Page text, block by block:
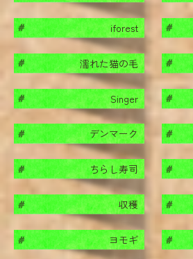
# iforest #
# 濡れた猫の毛 #
# Singer #
# デンマーク #
# ちらし寿司 #
# 収穫 #
# ヨモギ #